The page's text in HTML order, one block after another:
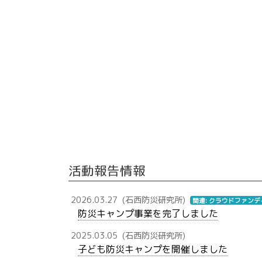
活動報告情報
2026.03.27 (石西防災研究所) 関連: クラウドファン
防災キャンプ事業を完了しました
2025.03.05 (石西防災研究所)
子ども防災キャンプを開催しました